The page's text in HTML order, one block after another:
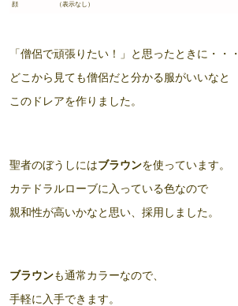
顔 （表示なし）
「僧侶で頑張りたい！」と思ったときに・・・
どこから見ても僧侶だと分かる服がいいなと
このドレアを作りました。
聖者のぼうしにはブラウンを使っています。
カテドラルローブに入っている色なので
親和性が高いかなと思い、採用しました。
ブラウンも通常カラーなので、
手軽に入手できます。